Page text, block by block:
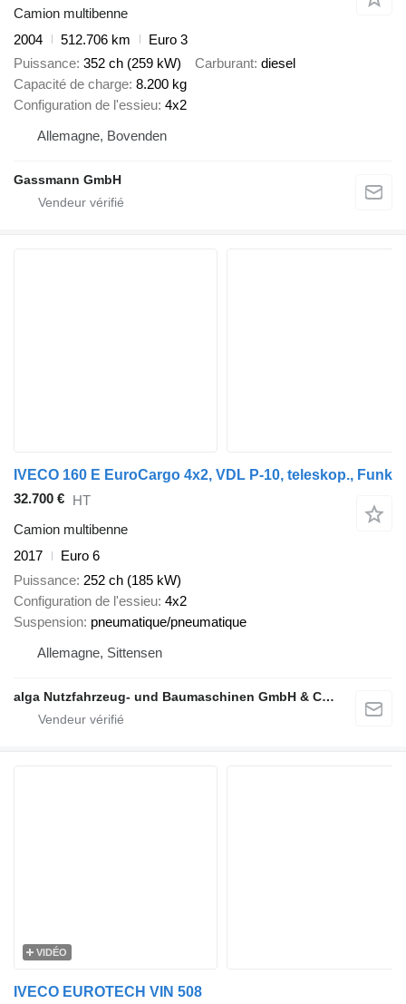
Camion multibenne
2004
512.706 km
Euro 3
Puissance 352 ch (259 kW) Carburant diesel
Capacité de charge 8.200 kg
Configuration de l'essieu 4x2
Allemagne, Bovenden
Gassmann GmbH
IVECO 160 E EuroCargo 4x2, VDL P-10, teleskop., Funk
32.700 € HT
Camion multibenne
2017
Euro 6
Puissance 252 ch (185 kW)
Configuration de l'essieu 4x2
Suspension pneumatique/pneumatique
Allemagne, Sittensen
alga Nutzfahrzeug- und Baumaschinen GmbH & Co. KG
VIDÉO
IVECO EUROTECH VIN 508